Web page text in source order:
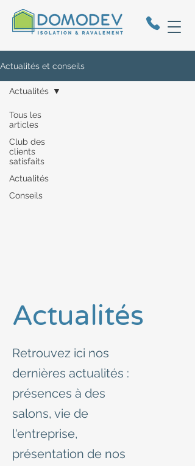
Actualités et conseils
Tous les
articles
Club des
clients
satisfaits
Actualités
Conseils
Actualités
Actualités
Retrouvez ici nos
dernières actualités :
présences à des
salons, vie de
l'entreprise,
présentation de nos